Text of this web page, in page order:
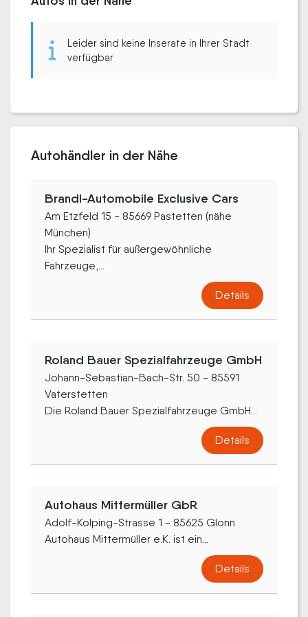
Leider sind keine Inserate in Ihrer Stadt
verfügbar
Autohändler in der Nähe
Brandl-Automobile Exclusive Cars
Am Etzfeld 15 - 85669 Pastetten (nähe
München)
Ihr Spezialist für außergewöhnliche
Fahrzeuge,...
Details
Roland Bauer Spezialfahrzeuge GmbH
Johann-Sebastian-Bach-Str. 50 - 85591
Vaterstetten
Die Roland Bauer Spezialfahrzeuge GmbH...
Details
Autohaus Mittermüller GbR
Adolf-Kolping-Strasse 1 - 85625 Glonn
Autohaus Mittermüller e.K. ist ein...
Details